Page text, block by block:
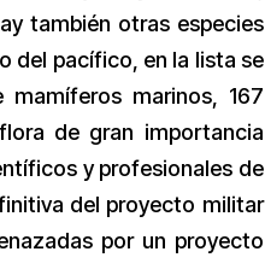
también otras especies
del pacífico, en la lista se
marinos, 167
de gran importancia
y profesionales de
del proyecto militar
por un proyecto